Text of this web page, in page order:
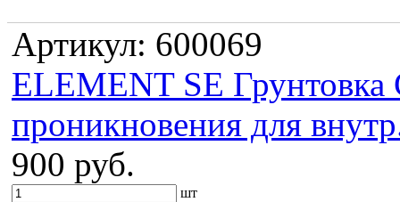
Артикул: 600069
ELEMENT SE Грунтовка
проникновения для
900 руб.
шт